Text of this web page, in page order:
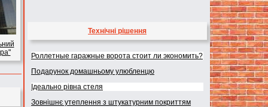
Технічні рішення
Роллетные гаражные ворота стоит ли экономить?
Подарунок домашньому улюбленцю
Ідеально рівна стеля
Зовнішнє утеплення з штукатурним покриттям